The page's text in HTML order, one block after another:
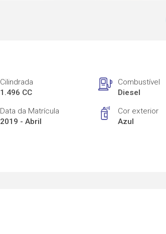
Cilindrada
1.496 CC
Combustível
Diesel
Data da Matrícula
2019 - Abril
Cor exterior
Azul